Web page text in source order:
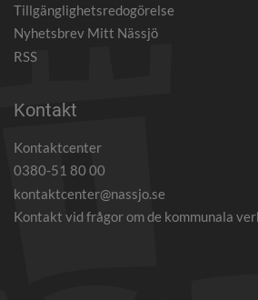
Tillgänglighetsredogörelse
Nyhetsbrev Mitt Nässjö
RSS
Kontakt
Kontaktcenter
0380-51 80 00
kontaktcenter@nassjo.se
Kontakt vid frågor om de kommunala